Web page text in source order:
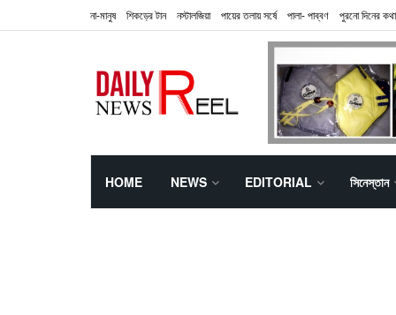
না-মানুষ শিকড়ের টান নস্টালজিয়া পায়ের তলায় সর্ষে পালা- পাব্বণ পুরনো দিনের কথা
HOME NEWS EDITORIAL সিনেস্তান